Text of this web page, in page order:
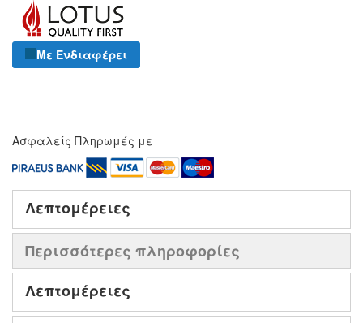
Με Ενδιαφέρει
Ασφαλείς Πληρωμές με
Λεπτομέρειες
Περισσότερες πληροφορίες
Λεπτομέρειες